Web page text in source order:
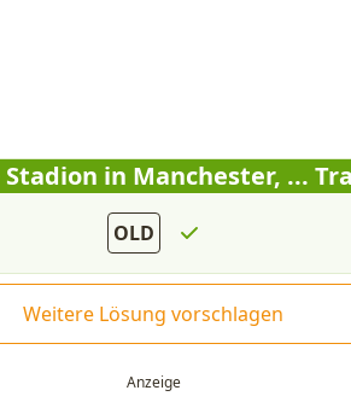
Stadion in Manchester, ...
OLD
Weitere Lösung vorschlagen